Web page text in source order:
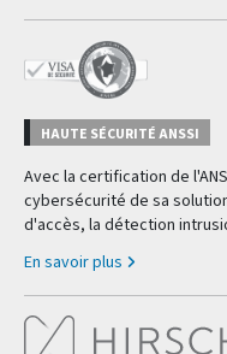
HAUTE SÉCURITÉ ANSSI
Avec la certification de
cybersécurité de sa
d'accès, la détection
En savoir plus